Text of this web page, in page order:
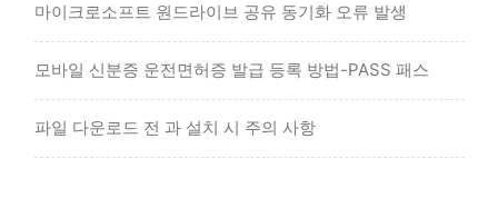
마이크로소프트 원드라이브 공유 동기화 오류 발생
모바일 신분증 운전면허증 발급 등록 방법-PASS 패스
파일 다운로드 전 과 설치 시 주의 사항